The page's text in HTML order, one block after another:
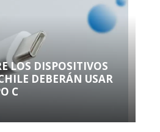
LOS DISPOSITIVOS
DEBERÁN USAR
C